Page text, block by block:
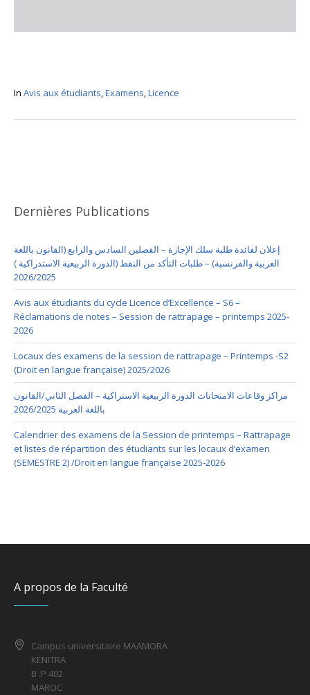
In Avis aux étudiants,Examens,Licence
Dernières Publications
إعلان لفائدة طلبة سلك الإجازة – الفصلين السادس والرابع (القانون باللغة
العربية والفرنسية) – طلبات التأكد من النقط (الدورة الربيعية الاستدراكية )
2026/2025
Avis aux étudiants du cycle Licence d’Excellence – S6 –
Réclamations de notes – Session de rattrapage – printemps 2025-
2026
Locaux des examens de la session de rattrapage – Printemps -S2
(Droit en langue française) 2025/2026
مراكز وقاعات الامتحانات الدورة الربيعية الاستراكية – الفصل الثاني/القانون
باللغة العربية 2026/2025
Calendrier des examens de la Session de printemps – Rattrapage
et listes de répartition des étudiants sur les locaux d’examen
(SEMESTRE 2) /Droit en langue française 2025-2026
A propos de la Faculté
Campus universitaire MAAMORA
KENITRA
B .P 402
MAROC